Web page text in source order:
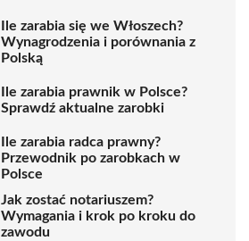
Ile zarabia się we Włoszech?
Wynagrodzenia i porównania z
Polską
Ile zarabia prawnik w Polsce?
Sprawdź aktualne zarobki
Ile zarabia radca prawny?
Przewodnik po zarobkach w
Polsce
Jak zostać notariuszem?
Wymagania i krok po kroku do
zawodu